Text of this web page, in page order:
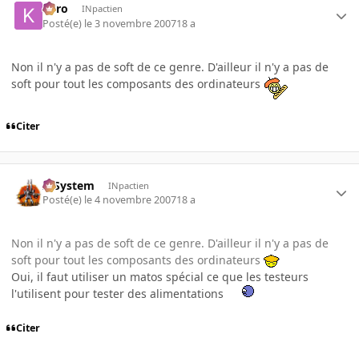
kyro INpactien
Posté(e) le 3 novembre 200718 a
Non il n'y a pas de soft de ce genre. D'ailleur il n'y a pas de
soft pour tout les composants des ordinateurs
Citer
X-System INpactien
Posté(e) le 4 novembre 200718 a
Non il n'y a pas de soft de ce genre. D'ailleur il n'y a pas de
soft pour tout les composants des ordinateurs
Oui, il faut utiliser un matos spécial ce que les testeurs
l'utilisent pour tester des alimentations
Citer